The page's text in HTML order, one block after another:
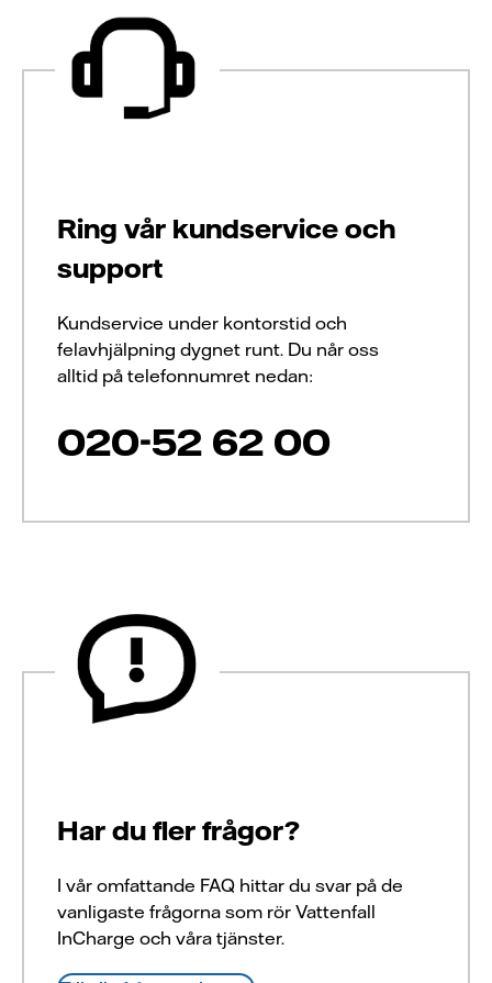
Ring vår kundservice och
support
Kundservice under kontorstid och
felavhjälpning dygnet runt. Du når oss
alltid på telefonnumret nedan:
020-52 62 00
Har du fler frågor?
I vår omfattande FAQ hittar du svar på de
vanligaste frågorna som rör Vattenfall
InCharge och våra tjänster.